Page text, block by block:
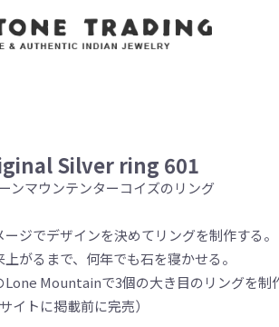
Silver ring 601
ンマウンテンターコイズのリング
ジでデザインを決めてリングを制作する。
がるまで、何年でも石を寝かせる。
Mountainで3個の大き目のリングを制
イトに掲載前に完売）